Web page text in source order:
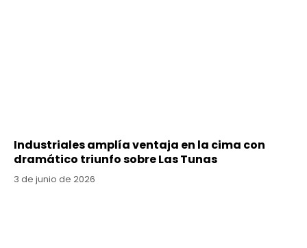
Industriales amplía ventaja en la cima con
dramático triunfo sobre Las Tunas
3 de junio de 2026